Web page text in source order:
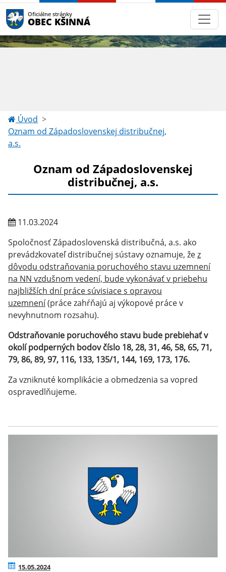
Oficiálne stránky
OBEC KŠINNÁ
Úvod
Oznam od Západoslovenskej distribučnej,
a.s.
Oznam od Západoslovenskej
distribučnej, a.s.
11.03.2024
Spoločnosť Západoslovenská distribučná, a.s. ako
prevádzkovateľ distribučnej sústavy oznamuje, žez
dôvodu odstraňovania poruchového stavu uzemnení
na NN vzdušnom vedení, bude vykonávať v priebehu
najbližších dní práce súvisiace s opravou
uzemnení(práce zahŕňajú aj výkopové práce v
nevyhnutnom rozsahu).
Odstraňovanie poruchového stavu bude prebiehať v
okolí podperných bodov číslo 18, 28, 31, 46, 58, 65, 71,
79, 86, 89, 97, 116, 133, 135/1, 144, 169, 173, 176.
Za vzniknuté komplikácie a obmedzenia sa vopred
ospravedlňujeme.
15.05.2024